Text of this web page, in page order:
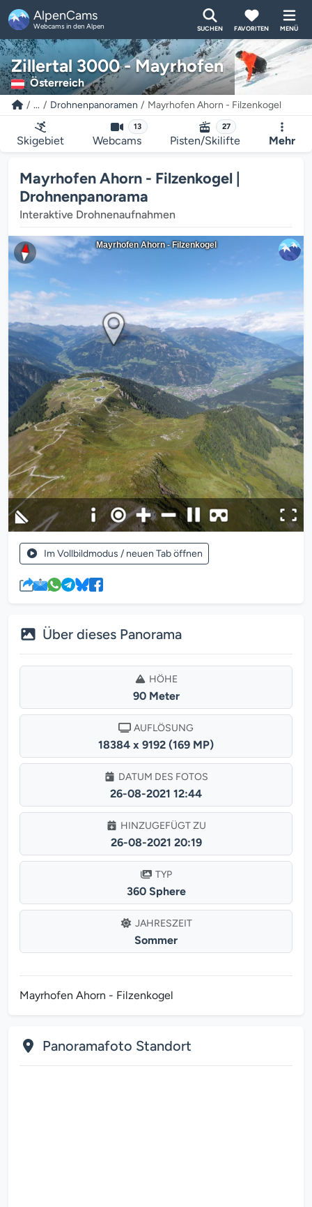
AlpenCams
Webcams in den Alpen SUCHEN FAVORITEN MENÜ
Zillertal 3000 - Mayrhofen
Österreich
... Drohnenpanoramen Mayrhofen Ahorn - Filzenkogel
Skigebiet
13
Webcams
27
Pisten/Skilifte Mehr
Mayrhofen Ahorn - Filzenkogel |
Drohnenpanorama
Interaktive Drohnenaufnahmen
Mayrhofen Ahorn - Filzenkogel
Im Vollbildmodus / neuen Tab öffnen
Über dieses Panorama
HÖHE
90 Meter
AUFLÖSUNG
18384 x 9192 (169 MP)
DATUM DES FOTOS
26-08-2021 12:44
HINZUGEFÜGT ZU
26-08-2021 20:19
TYP
360 Sphere
JAHRESZEIT
Sommer
Mayrhofen Ahorn - Filzenkogel
Panoramafoto Standort